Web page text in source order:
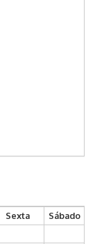
Sexta
Sábado